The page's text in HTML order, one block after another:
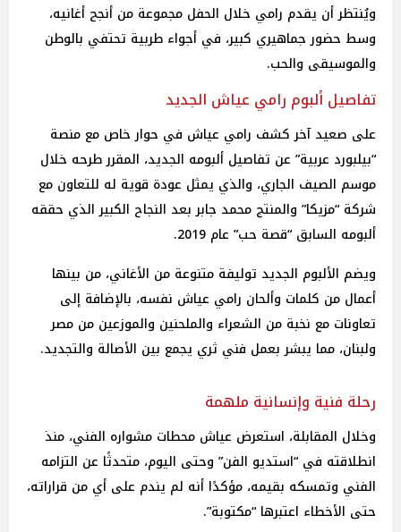
ويُنتظر أن يقدم رامي خلال الحفل مجموعة من أنجح أغانيه،
وسط حضور جماهيري كبير، في أجواء طربية تحتفي بالوطن
والموسيقى والحب.
تفاصيل ألبوم رامي عياش الجديد
على صعيد آخر كشف رامي عياش في حوار خاص مع منصة
“بيلبورد عربية” عن تفاصيل ألبومه الجديد، المقرر طرحه خلال
موسم الصيف الجاري، والذي يمثل عودة قوية له للتعاون مع
شركة “مزيكا” والمنتج محمد جابر بعد النجاح الكبير الذي حققه
ألبومه السابق “قصة حب” عام 2019.
ويضم الألبوم الجديد توليفة متنوعة من الأغاني، من بينها
أعمال من كلمات وألحان رامي عياش نفسه، بالإضافة إلى
تعاونات مع نخبة من الشعراء والملحنين والموزعين من مصر
ولبنان، مما يبشر بعمل فني ثري يجمع بين الأصالة والتجديد.
رحلة فنية وإنسانية ملهمة
وخلال المقابلة، استعرض عياش محطات مشواره الفني، منذ
انطلاقته في “استديو الفن” وحتى اليوم، متحدثًا عن التزامه
الفني وتمسكه بقيمه، مؤكدًا أنه لم يندم على أي من قراراته،
حتى الأخطاء اعتبرها “مكتوبة”.